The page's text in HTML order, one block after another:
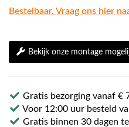
Bestelbaar. Vraag ons hier
Bekijk onze montage
Gratis bezorging vanaf €
Voor 12:00 uur besteld
Gratis binnen 30 dagen